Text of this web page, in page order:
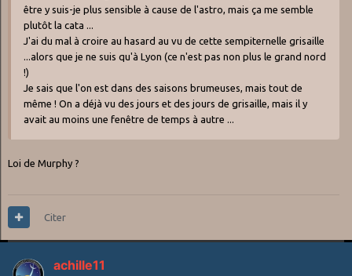
être y suis-je plus sensible à cause de l'astro, mais ça me semble
plutôt la cata ...
J'ai du mal à croire au hasard au vu de cette sempiternelle grisaille
...alors que je ne suis qu'à Lyon (ce n'est pas non plus le grand nord
!)
Je sais que l'on est dans des saisons brumeuses, mais tout de
même ! On a déjà vu des jours et des jours de grisaille, mais il y
avait au moins une fenêtre de temps à autre ...
Loi de Murphy ?
Citer
achille11